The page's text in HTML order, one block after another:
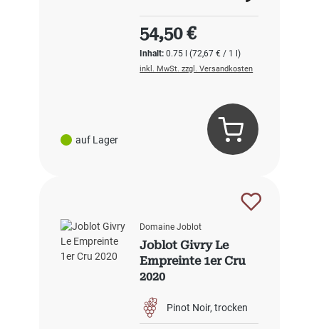
auf Lager
Inhalt:0.75 l(72,67 € / 1 l)
Regulärer Preis:
54,50 €
inkl. MwSt. zzgl. Versandkosten
Domaine Joblot
Joblot Givry Le
Empreinte 1er Cru
2020
Pinot Noir trocken